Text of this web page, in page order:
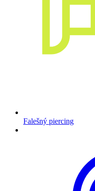
Falešný piercing